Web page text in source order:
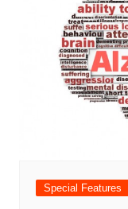
Special Features